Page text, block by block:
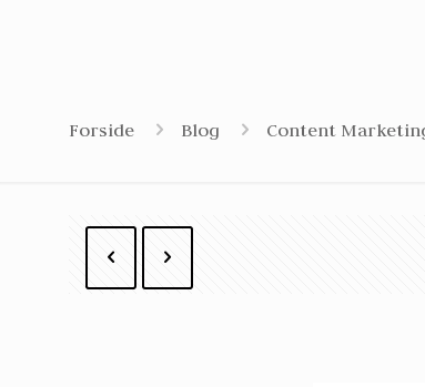
Forside Blog Content